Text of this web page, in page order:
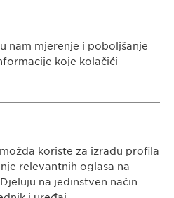
Hercegovina
33 592 140
ewopharma.ba
kolačića.
nam mjerenje i poboljšanje
koje kolačići
koriste za izradu profila
relevantnih oglasa na
na jedinstven način